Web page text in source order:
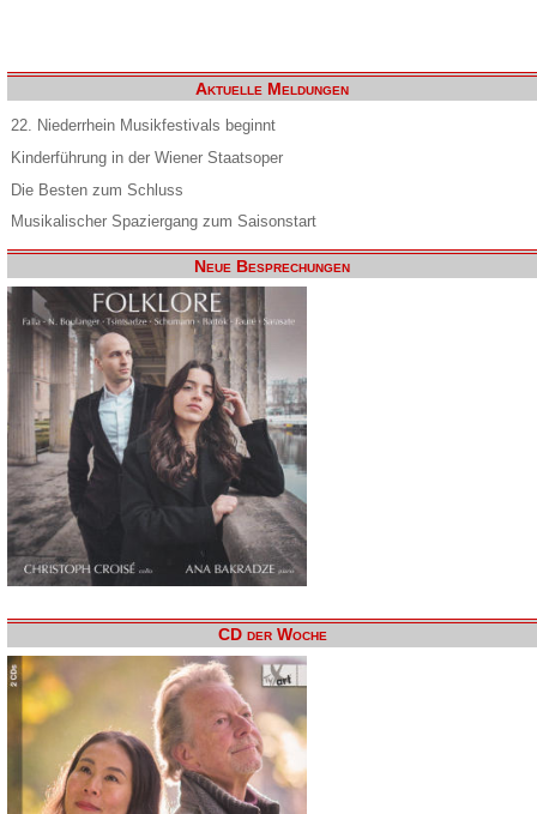
Aktuelle Meldungen
22. Niederrhein Musikfestivals beginnt
Kinderführung in der Wiener Staatsoper
Die Besten zum Schluss
Musikalischer Spaziergang zum Saisonstart
Neue Besprechungen
CD der Woche